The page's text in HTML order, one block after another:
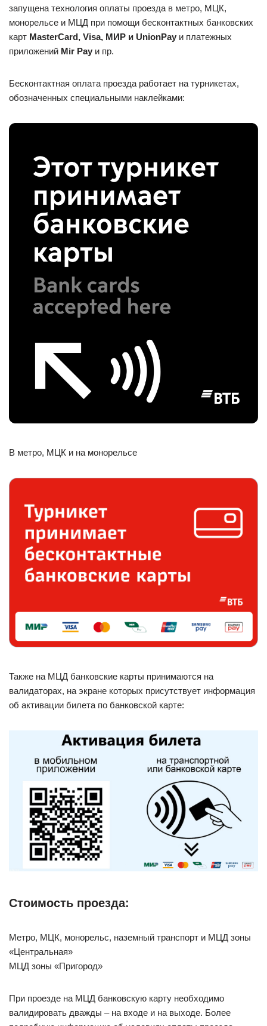
запущена технология оплаты проезда в метро, МЦК,
монорельсе и МЦД при помощи бесконтактных банковских
карт MasterCard, Visa, МИР и UnionPay и платежных
приложений Mir Pay и пр.
Бесконтактная оплата проезда работает на турникетах,
обозначенных специальными наклейками:
В метро, МЦК и на монорельсе
Также на МЦД банковские карты принимаются на
валидаторах, на экране которых присутствует информация
об активации билета по банковской карте:
Стоимость проезда:
Метро, МЦК, монорельс, наземный транспорт и МЦД зоны
«Центральная»
МЦД зоны «Пригород»
При проезде на МЦД банковскую карту необходимо
валидировать дважды – на входе и на выходе. Более